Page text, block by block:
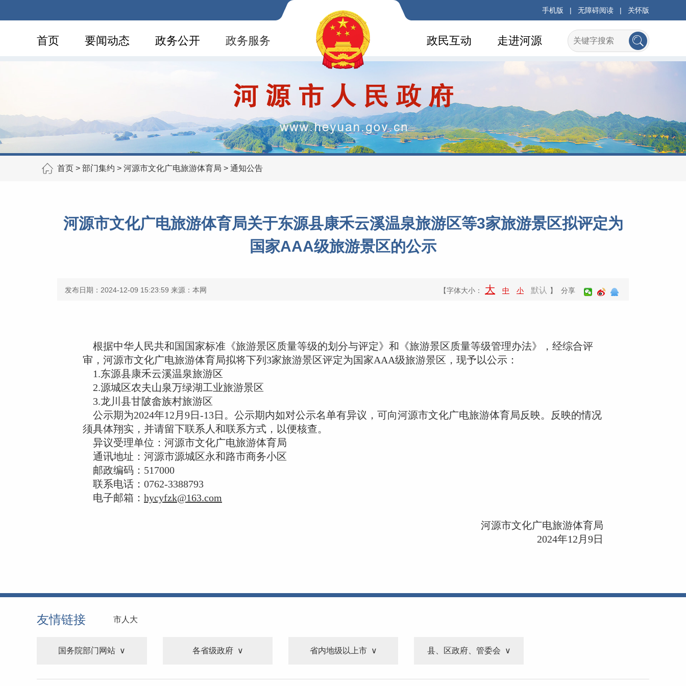
手机版 | 无障碍阅读 | 关怀版
首页 要闻动态 政务公开 政务服务 走进河源
政民互动
首页 > 部门集约 > 河源市文化广电旅游体育局 > 通知公告
河源市文化广电旅游体育局关于东源县康禾云溪温泉旅游区等3家旅游景区拟评定为
国家AAA级旅游景区的公示
发布日期：2024-12-09 15:23:59 来源：本网 【字体大小： 大 中 小 默认 】 分享
根据中华人民共和国国家标准《旅游景区质量等级的划分与评定》和《旅游景区质量等级管理办法》，经综合评
审，河源市文化广电旅游体育局拟将下列3家旅游景区评定为国家AAA级旅游景区，现予以公示：
1.东源县康禾云溪温泉旅游区
2.源城区农夫山泉万绿湖工业旅游景区
3.龙川县甘陂畲族村旅游区
公示期为2024年12月9日-13日。公示期内如对公示名单有异议，可向河源市文化广电旅游体育局反映。反映的情况
须具体翔实，并请留下联系人和联系方式，以便核查。
异议受理单位：河源市文化广电旅游体育局
通讯地址：河源市源城区永和路市商务小区
邮政编码：517000
联系电话：0762-3388793
电子邮箱： hycyfzk@163.com
河源市文化广电旅游体育局
2024年12月9日
友情链接 市人大
国务院部门网站 各省级政府 省内地级以上市 县、区政府、管委会